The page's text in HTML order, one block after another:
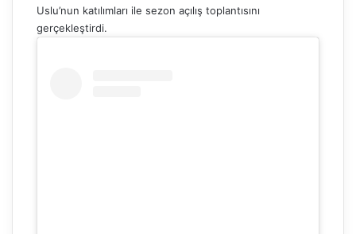
Uslu’nun katılımları ile sezon açılış toplantısını
gerçekleştirdi.